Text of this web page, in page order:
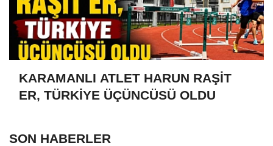
KARAMANLI ATLET HARUN RAŞİT
ER, TÜRKİYE ÜÇÜNCÜSÜ OLDU
SON HABERLER